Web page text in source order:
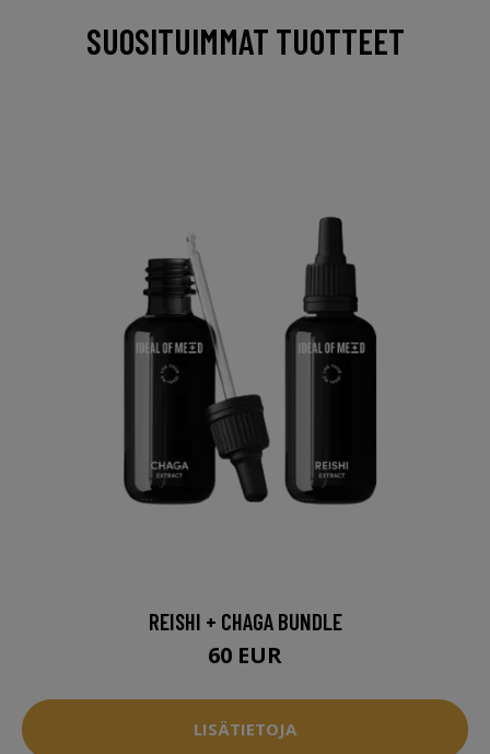
SUOSITUIMMAT TUOTTEET
REISHI + CHAGA BUNDLE
60 EUR
LISÄTIETOJA